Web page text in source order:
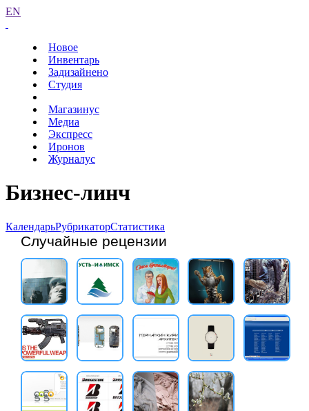
EN
Новое
Инвентарь
Задизайнено
Студия
Магазинус
Медиа
Экспресс
Иронов
Журналус
Бизнес-линч
КалендарьРубрикаторСтатистика
Случайные рецензии